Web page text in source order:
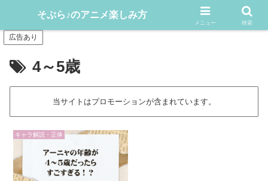
アニメや漫画をどんどん楽しむ情報発信サイト
広告あり
4～5歳
当サイトはプロモーションが含まれています。
キャラ解説・正体
そぷら♪のアニメ楽しみ方
メニュー 検索